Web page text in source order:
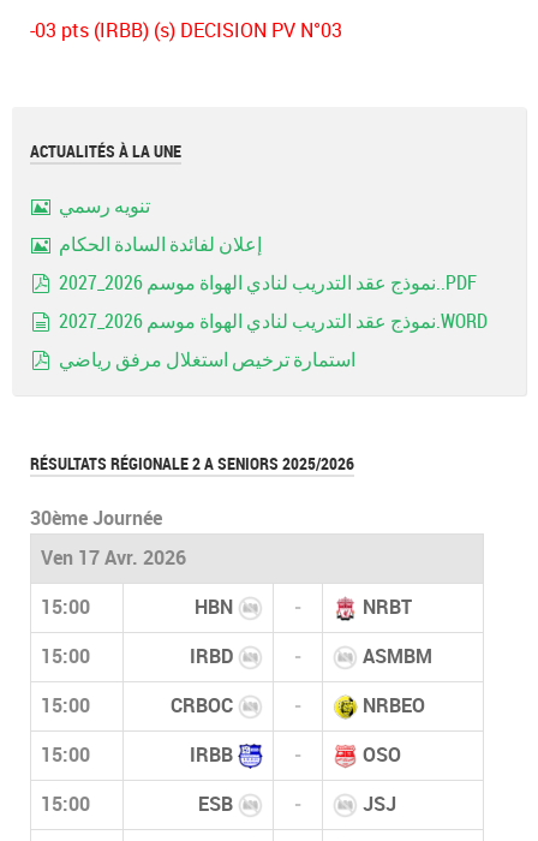
-03 pts (IRBB) (s) DECISION PV N°03
ACTUALITÉS À LA UNE
تنويه رسمي
إعلان لفائدة السادة الحكام
نموذج عقد التدريب لنادي الهواة موسم 2026_2027..PDF
نموذج عقد التدريب لنادي الهواة موسم 2026_2027.WORD
استمارة ترخيص استغلال مرفق رياضي
RÉSULTATS RÉGIONALE 2 A SENIORS 2025/2026
30ème Journée
Ven 17 Avr. 2026
15:00 HBN - NRBT
15:00 IRBD - ASMBM
15:00 CRBOC - NRBEO
15:00 IRBB - OSO
15:00 ESB - JSJ